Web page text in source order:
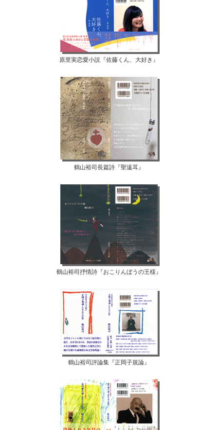
原里実恋愛小説『佐藤くん、大好き』
鶴山裕司長篇詩『聖遠耳』
鶴山裕司抒情詩『おこりんぼうの王様』
鶴山裕司評論集『正岡子規論』